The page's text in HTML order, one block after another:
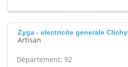
Zyga - electricite generale Clichy
Artisan
Département: 92